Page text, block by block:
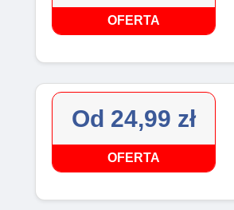
OFERTA
Od 24,99 zł
OFERTA